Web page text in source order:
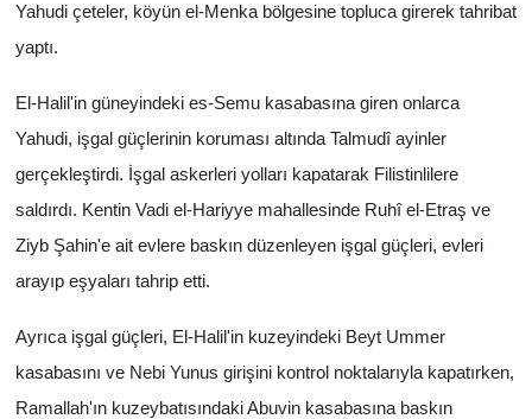
Yahudi çeteler, köyün el-Menka bölgesine topluca girerek tahribat
yaptı.
El-Halil'in güneyindeki es-Semu kasabasına giren onlarca
Yahudi, işgal güçlerinin koruması altında Talmudî ayinler
gerçekleştirdi. İşgal askerleri yolları kapatarak Filistinlilere
saldırdı. Kentin Vadi el-Hariyye mahallesinde Ruhî el-Etraş ve
Ziyb Şahin'e ait evlere baskın düzenleyen işgal güçleri, evleri
arayıp eşyaları tahrip etti.
Ayrıca işgal güçleri, El-Halil'in kuzeyindeki Beyt Ummer
kasabasını ve Nebi Yunus girişini kontrol noktalarıyla kapatırken,
Ramallah'ın kuzeybatısındaki Abuvin kasabasına baskın